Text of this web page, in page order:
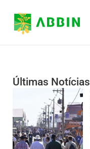
Últimas Notícias